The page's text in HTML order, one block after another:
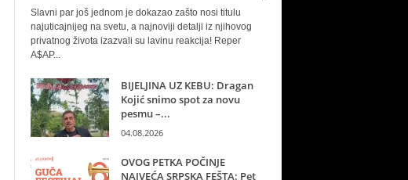
Slavni par još jednom je dokazao zašto nosi titulu
najuticajnijeg na svetu, a najnoviji detalji iz njihovog
privatnog života izazvali su lavinu reakcija! Reper
A$AP...
BIJELJINA UZ KEBU: Dragan
Kojić snimo spot za novu
pesmu –...
04.08.2026
OVOG PETKA POČINJE
NAJVEĆA SRPSKA FEŠTA: Pet